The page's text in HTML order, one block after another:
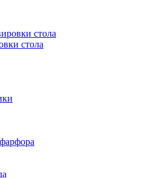
стола
стола